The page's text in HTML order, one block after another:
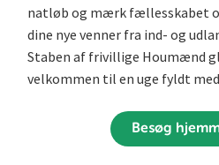
natløb og mærk fællesskabet
dine nye venner fra ind- og
Staben af frivillige Houmænd
velkommen til en uge fyldt
Besøg